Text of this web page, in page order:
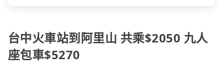
台中火車站到阿里山 共乘$2050 九人
座包車$5270